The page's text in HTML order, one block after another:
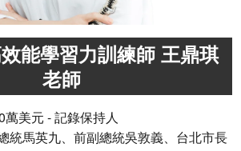
能學習力訓練師 王鼎琪
老師
美元 - 記錄保持人
統馬英九、前副總統吳敦義、台北市長